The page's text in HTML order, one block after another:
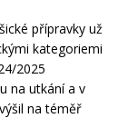
přípravky už
kategoriemi
2025
na utkání a v
na téměř